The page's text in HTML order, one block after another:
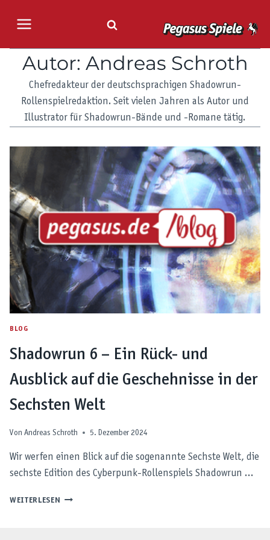
Inhalt
Autor: Andreas Schroth
Chefredakteur der deutschsprachigen Shadowrun-
Rollenspielredaktion. Seit vielen Jahren als Autor und
Illustrator für Shadowrun-Bände und -Romane tätig.
BLOG
Shadowrun 6 – Ein Rück- und
Ausblick auf die Geschehnisse in der
Sechsten Welt
Von Andreas Schroth 5. Dezember 2024
Wir werfen einen Blick auf die sogenannte Sechste Welt, die
sechste Edition des Cyberpunk-Rollenspiels Shadowrun …
WEITERLESEN
SHADOWRUN